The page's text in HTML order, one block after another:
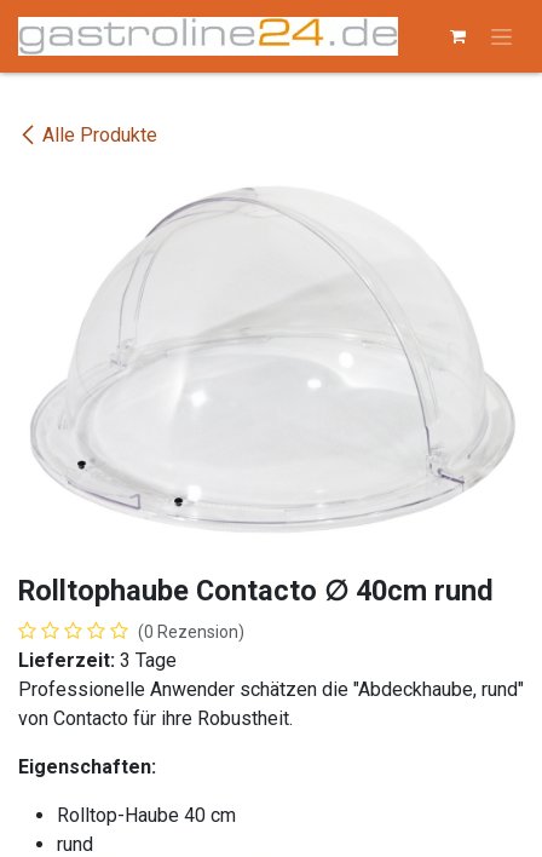
Zum Inhalt springen
Alle Produkte
Rolltophaube Contacto ∅ 40cm rund
(0 Rezension)
Lieferzeit: 3 Tage
Professionelle Anwender schätzen die "Abdeckhaube, rund"
von Contacto für ihre Robustheit.
Eigenschaften:
Rolltop-Haube 40 cm
rund